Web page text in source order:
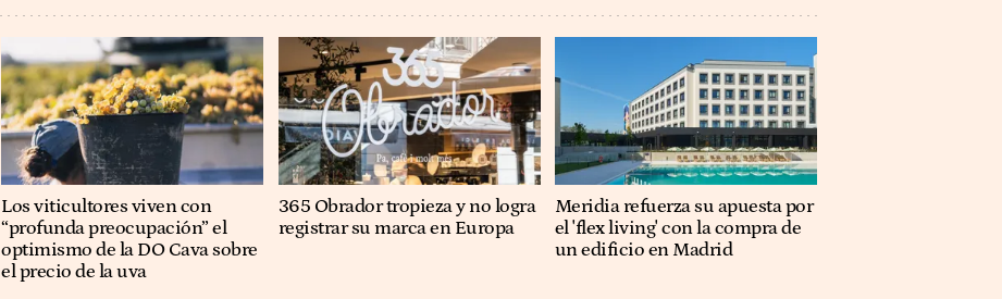
Los viticultores viven con
“profunda preocupación” el
optimismo de la DO Cava sobre
el precio de la uva
365 Obrador tropieza y no logra
registrar su marca en Europa
Meridia refuerza su apuesta por
el 'flex living' con la compra de
un edificio en Madrid